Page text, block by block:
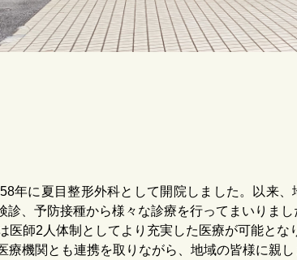
年に夏目整形外科として開院しました。以来
診、予防接種から様々な診療を行ってまいりまし
医師2人体制としてより充実した医療が可能とな
療機関とも連携を取りながら、地域の皆様に親